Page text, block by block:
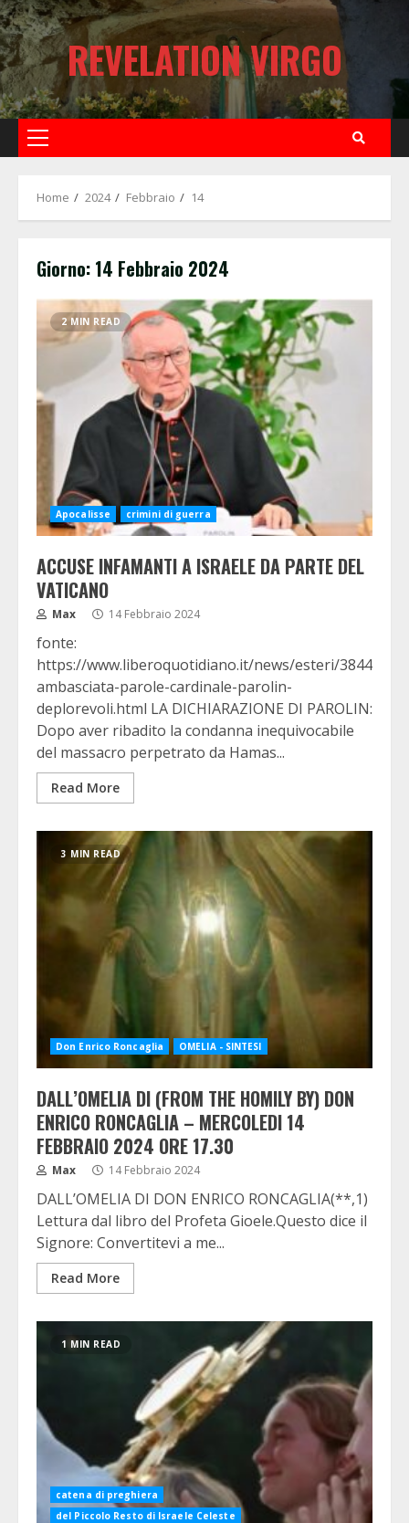
Skip
to
content
REVELATION VIRGO
Primary
Home 2024 Febbraio 14
Giorno: 14 Febbraio 2024
2 MIN READ
Apocalisse crimini di guerra
ACCUSE INFAMANTI A ISRAELE DA PARTE DEL
VATICANO
Max 14 Febbraio 2024
fonte:
https://www.liberoquotidiano.it/news/esteri/
ambasciata-parole-cardinale-parolin-
deplorevoli.html LA DICHIARAZIONE DI PAROLIN:
Dopo aver ribadito la condanna inequivocabile
del massacro perpetrato da Hamas...
Read More
3 MIN READ
Don Enrico Roncaglia OMELIA - SINTESI
DALL’OMELIA DI (FROM THE HOMILY BY) DON
ENRICO RONCAGLIA – MERCOLEDI 14
FEBBRAIO 2024 ORE 17.30
Max 14 Febbraio 2024
DALL’OMELIA DI DON ENRICO RONCAGLIA(**,1)
Lettura dal libro del Profeta Gioele.Questo dice il
Signore: Convertitevi a me...
Read More
1 MIN READ
catena di preghiera
del Piccolo Resto di Israele Celeste